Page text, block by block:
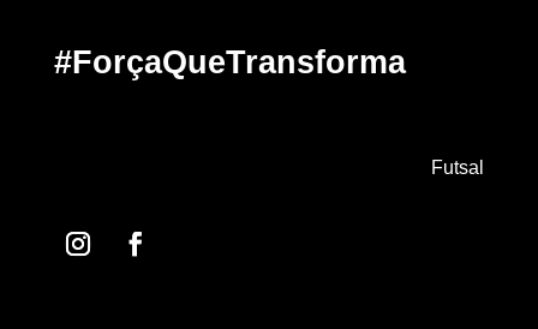
#ForçaQueTransforma
Futsal